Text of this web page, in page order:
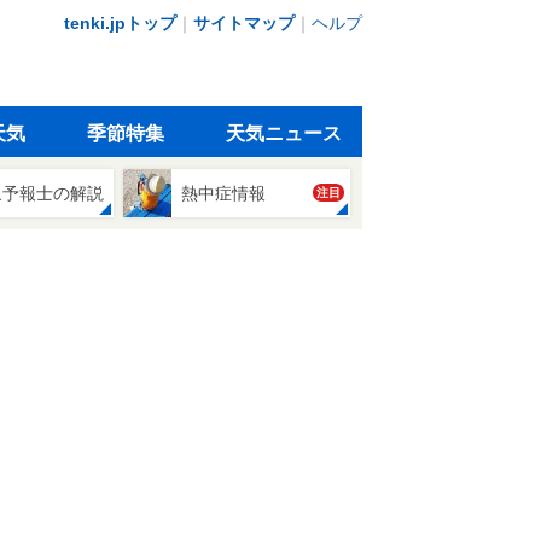
tenki.jpトップ｜ サイトマップ｜ ヘルプ
気 季節特集 天気ニュース
報士の解説 熱中症情報 注目